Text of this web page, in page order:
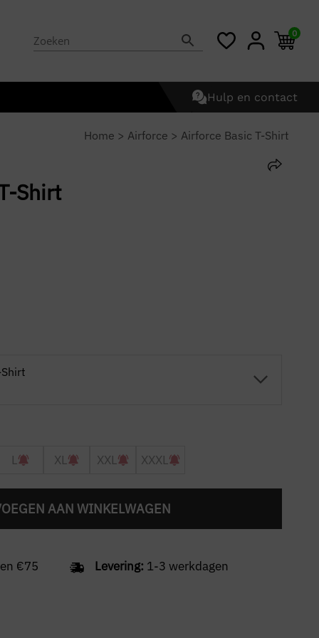
0
Hulp en contact
Home > Airforce > Airforce Basic T-Shirt
Shirt
L XL XXL XXXL
AAN WINKELWAGEN
€75 Levering: 1-3 werkdagen